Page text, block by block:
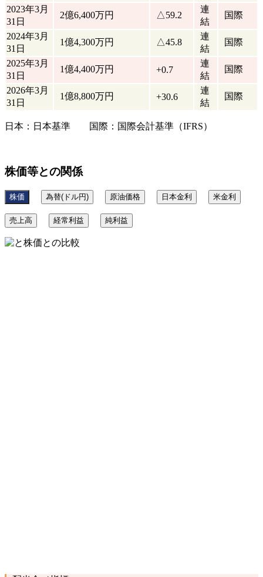
2023年3月
31日
2億6,400万円 △59.2
連
結
国際
2024年3月
31日
1億4,300万円 △45.8
連
結
国際
2025年3月
31日
1億4,400万円 +0.7
連
結
国際
2026年3月
31日
1億8,800万円 +30.6
連
結
国際
日本：日本基準 国際：国際会計基準（IFRS）
株価等との関係
株価 為替(ドル円) 原油価格 日本金利 米金利
売上高 経常利益 純利益